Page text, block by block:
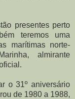
presentes perto
teremos uma
marítimas norte-
almirante
o 31º aniversário
de 1980 a 1988,